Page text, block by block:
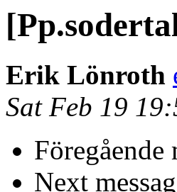
Erik Lönroth
Sat Feb 19
Next